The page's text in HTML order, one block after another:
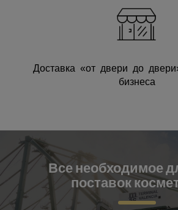
Доставка «от двери до
бизнеса
Все необходимое
поставок